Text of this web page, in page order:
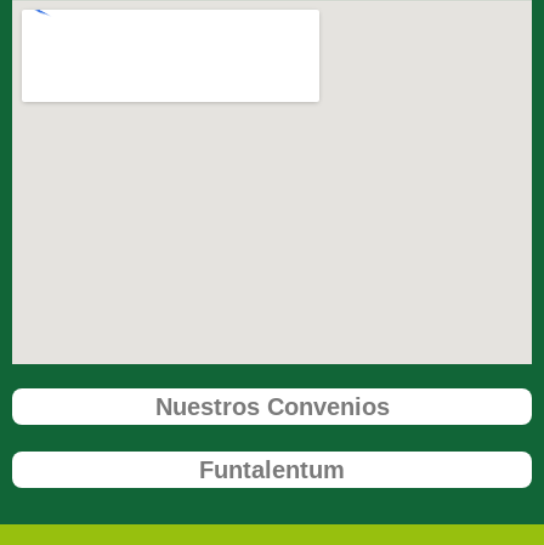
Nuestros Convenios
Funtalentum